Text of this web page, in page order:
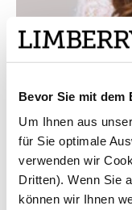
Bevor Sie mit dem
Um Ihnen aus
für Sie optimale
verwenden wir
Dritten). Wenn Sie
können wir Ihnen